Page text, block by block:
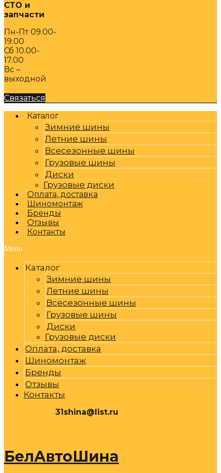
СТО и
запчасти
Пн-Пт 09.00-
19.00
Сб 10.00-
17.00
Вс –
выходной
Связаться
Каталог
Зимние шины
Летние шины
Всесезонные шины
Грузовые шины
Диски
Грузовые диски
Оплата, доставка
Шиномонтаж
Бренды
Отзывы
Контакты
Menu
Каталог
Зимние шины
Летние шины
Всесезонные шины
Грузовые шины
Диски
Грузовые диски
Оплата, доставка
Шиномонтаж
Бренды
Отзывы
Контакты
31shina@list.ru
БелАвтоШина